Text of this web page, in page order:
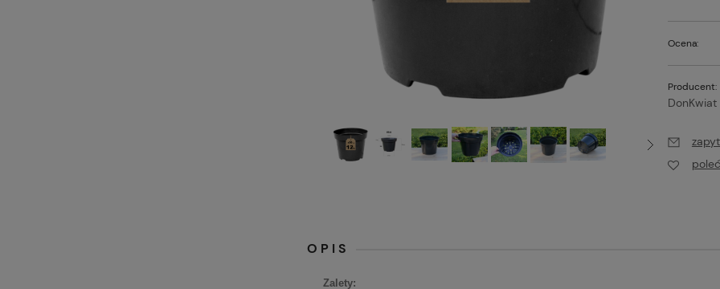
Ocena:
Producent:
DonKwiat
OPIS
Zalety: